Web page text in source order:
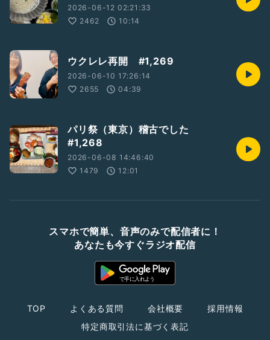
2026-06-12 02:21:33
2462
10:14
ウクレレ再開 #1,269
2026-06-10 17:26:14
2655
04:39
パリ祭（東京）稽古でした
#1,268
2026-06-08 14:46:40
1479
12:01
スマホで簡単、音声のみで配信者に！
あなたも今すぐラジオ配信
TOP よくある質問 会社概要
採用情報
特定商取引法に基づく表記